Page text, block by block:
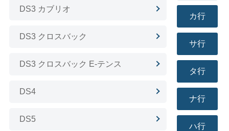
カ行
サ行
タ行
ナ行
ハ行
DS3 カブリオ
DS3 クロスバック
DS3 クロスバック E-テンス
DS4
DS5